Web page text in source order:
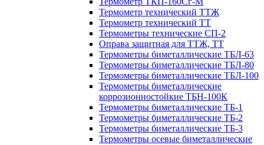
Термометр технический ТТЖ
Термометр технический ТТ
Термометры технические СП-2
Оправа защитная для ТТЖ, ТТ
Термометры биметаллические ТБЛ-63
Термометры биметаллические ТБЛ-80
Термометры биметаллические ТБЛ-100
Термометры биметаллические
коррозионностойкие ТБН-100К
Термометры биметаллические ТБ-1
Термометры биметаллические ТБ-2
Термометры биметаллические ТБ-3
Термометры осевые биметаллические